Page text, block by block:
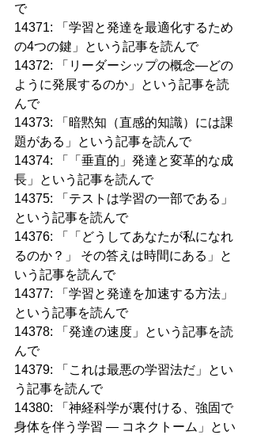
で
14371: 「学習と発達を最適化するため
の4つの鍵」という記事を読んで
14372: 「リーダーシップの概念—どの
ように発展するのか」という記事を読
んで
14373: 「暗黙知（直感的知識）には課
題がある」という記事を読んで
14374: 「「垂直的」発達と変革的な成
長」という記事を読んで
14375: 「テストは学習の一部である」
という記事を読んで
14376: 「「どうしてあなたが私になれ
るのか？」 その答えは時間にある」と
いう記事を読んで
14377: 「学習と発達を加速する方法」
という記事を読んで
14378: 「発達の速度」という記事を読
んで
14379: 「これは最悪の学習法だ」とい
う記事を読んで
14380: 「神経科学が裏付ける、強固で
身体を伴う学習 ― コネクトーム」とい